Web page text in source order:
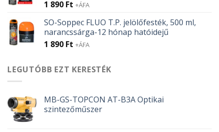
1 890 Ft +ÁFA
SO-Soppec FLUO T.P. jelölőfesték, 500 ml,
narancssárga-12 hónap hatóidejű
1 890 Ft +ÁFA
LEGUTÓBB EZT KERESTÉK
MB-GS-TOPCON AT-B3A Optikai
szintezőműszer